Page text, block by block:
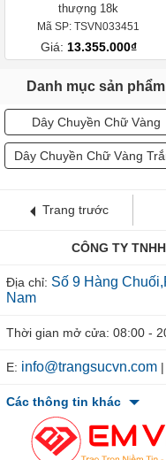
thượng 18k
Mã SP: TSVN033451
Giá: 13.355.000₫
Danh mục sản phẩm
Dây Chuyền Chữ Vàng
Dây Chuyền Chữ Vàng
Trang trước
CÔNG TY
Địa chỉ: Số 9 Hàng
Nam
Thời gian mở cửa: 08:00 -
E: info@trangsucvn.com
Các thông tin khác